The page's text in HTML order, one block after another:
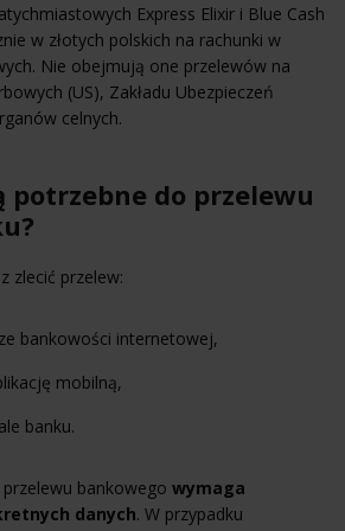
Express Elixir i Blue Cash
w złotych polskich na rachunki w
Nie obejmują one przelewów na
(US), Zakładu Ubezpieczeń
celnych.
potrzebne do przelewu
zlecić przelew:
bankowości internetowej,
mobilną,
banku.
bankowego wymaga
danych. W przypadku